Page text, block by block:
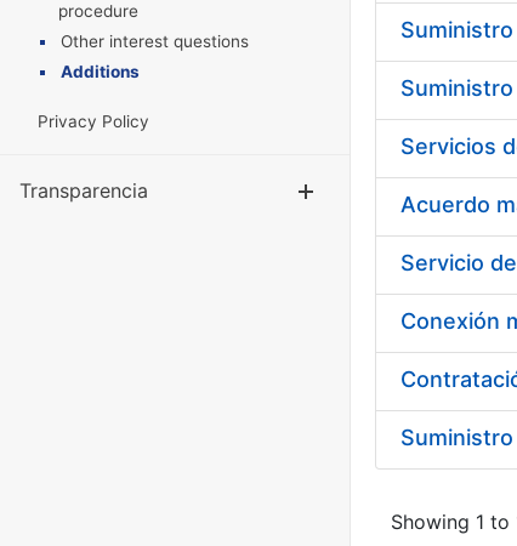
procedure
Other interest questions
Additions
Privacy Policy
Transparencia Show/
Acuerdo
Showing 1